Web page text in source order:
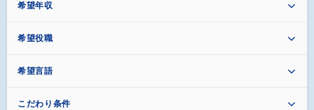
希望年収
希望役職
希望言語
こだわり条件